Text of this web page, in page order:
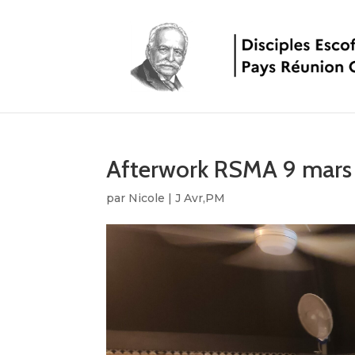
Afterwork RSMA 9
par Nicole |J Avr,PM